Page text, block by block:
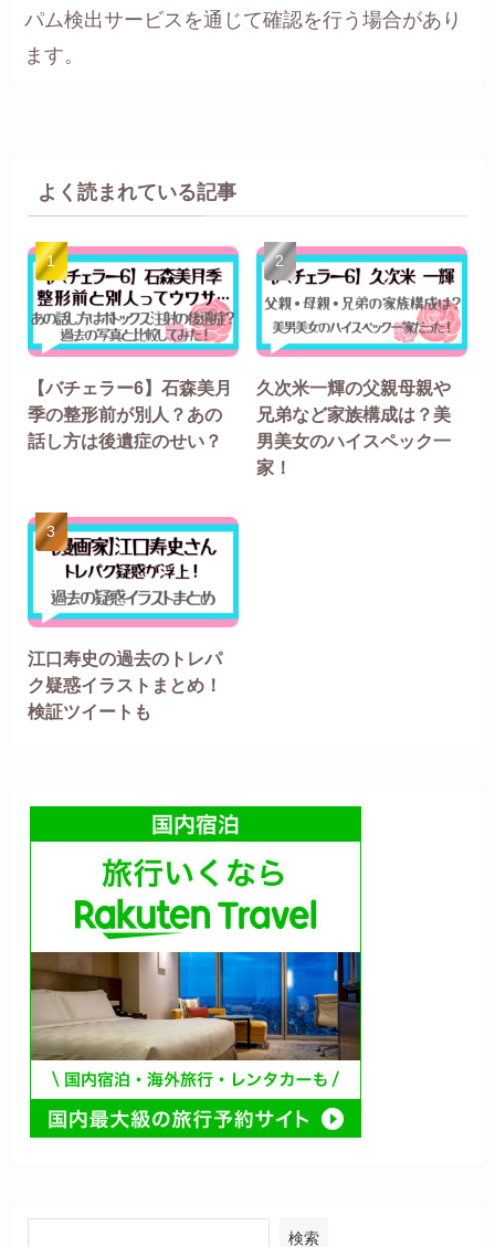
パム検出サービスを通じて確認を行う場合があり
ます。
よく読まれている記事
【バチェラー6】石森美月
季の整形前が別人？あの
話し方は後遺症のせい？
久次米一輝の父親母親や
兄弟など家族構成は？美
男美女のハイスペック一
家！
江口寿史の過去のトレパ
ク疑惑イラストまとめ！
検証ツイートも
検索